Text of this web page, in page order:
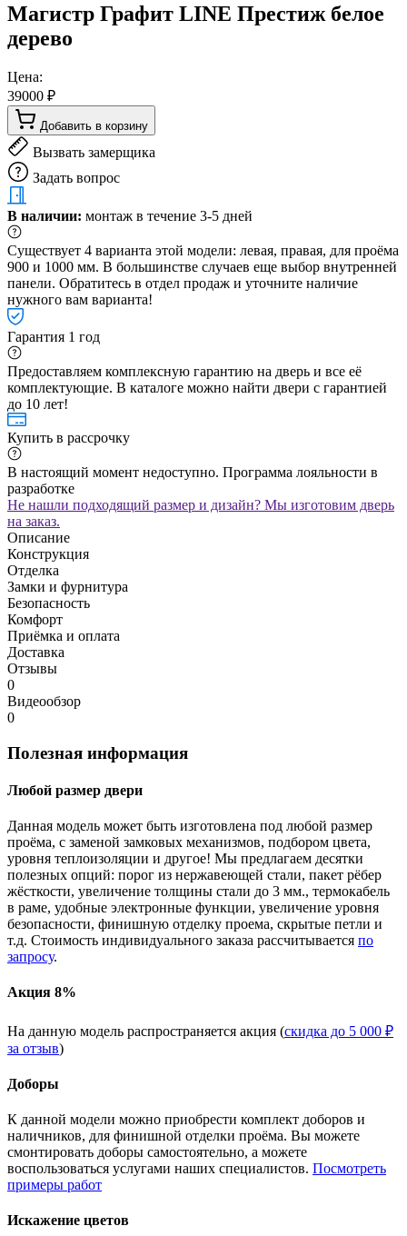
Магистр Графит LINE Престиж белое
дерево
Цена:
39000 ₽
Добавить в корзину
Вызвать замерщика
Задать вопрос
В наличии: монтаж в течение 3-5 дней
Существует 4 варианта этой модели: левая, правая, для проёма
900 и 1000 мм. В большинстве случаев еще выбор внутренней
панели. Обратитесь в отдел продаж и уточните наличие
нужного вам варианта!
Гарантия 1 год
Предоставляем комплексную гарантию на дверь и все её
комплектующие. В каталоге можно найти двери с гарантией
до 10 лет!
Купить в рассрочку
В настоящий момент недоступно. Программа лояльности в
разработке
Не нашли подходящий размер и дизайн? Мы изготовим дверь
на заказ.
Описание
Конструкция
Отделка
Замки и фурнитура
Безопасность
Комфорт
Приёмка и оплата
Доставка
Отзывы
0
Видеообзор
0
Полезная информация
Любой размер двери
Данная модель может быть изготовлена под любой размер
проёма, с заменой замковых механизмов, подбором цвета,
уровня теплоизоляции и другое! Мы предлагаем десятки
полезных опций: порог из нержавеющей стали, пакет рёбер
жёсткости, увеличение толщины стали до 3 мм., термокабель
в раме, удобные электронные функции, увеличение уровня
безопасности, финишную отделку проема, скрытые петли и
т.д. Стоимость индивидуального заказа рассчитывается по
запросу.
Акция 8%
На данную модель распространяется акция (скидка до 5 000 ₽
за отзыв)
Доборы
К данной модели можно приобрести комплект доборов и
наличников, для финишной отделки проёма. Вы можете
смонтировать доборы самостоятельно, а можете
воспользоваться услугами наших специалистов. Посмотреть
примеры работ
Искажение цветов